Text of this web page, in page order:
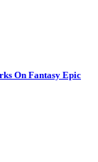
On Fantasy Epic